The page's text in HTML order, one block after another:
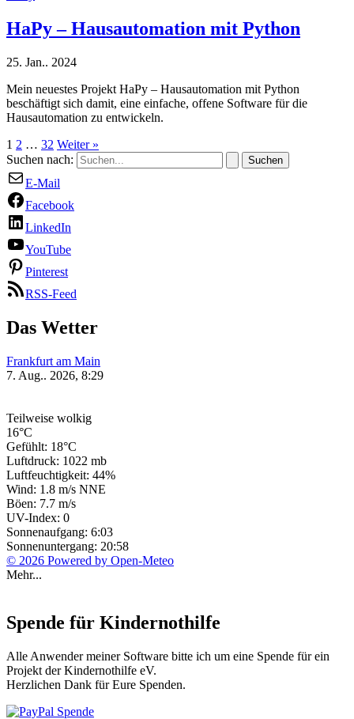
HaPy – Hausautomation mit Python
25. Jan.. 2024
Mein neuestes Projekt HaPy – Hausautomation mit Python
beschäftigt sich damit, eine einfache, offene Software für die
Hausautomation zu entwickeln.
1 2 … 32 Weiter »
Suchen nach:
E-Mail
Facebook
LinkedIn
YouTube
Pinterest
RSS-Feed
Das Wetter
Frankfurt am Main
7. Aug.. 2026, 8:29
Teilweise wolkig
16°C
Gefühlt: 18°C
Luftdruck: 1022 mb
Luftfeuchtigkeit: 44%
Wind: 1.8 m/s NNE
Böen: 7.7 m/s
UV-Index: 0
Sonnenaufgang: 6:03
Sonnenuntergang: 20:58
© 2026 Powered by Open-Meteo
Mehr...
Spende für Kindernothilfe
Alle Anwender meiner Software bitte ich um eine Spende für ein
Projekt der Kindernothilfe eV.
Herzlichen Dank für Eure Spenden.